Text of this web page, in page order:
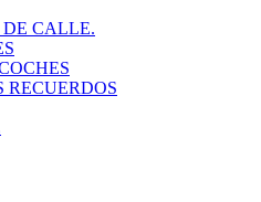
DE CALLE.
RECUERDOS